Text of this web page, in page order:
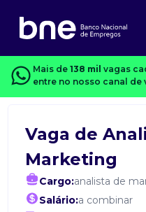
Mais de 138 mil vagas
entre no nosso canal de
Vaga de
Marketing
Cargo:analista de
Salário:a combinar